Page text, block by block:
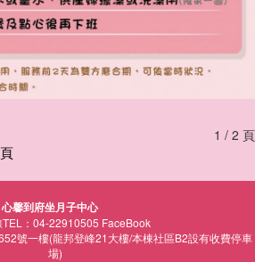
1 / 2 頁
心馨到府坐月子中心
TEL：04-22910505 FaceBook
號一樓(龍邦登峰21大樓/本棟社區B2設有收費停車
場)